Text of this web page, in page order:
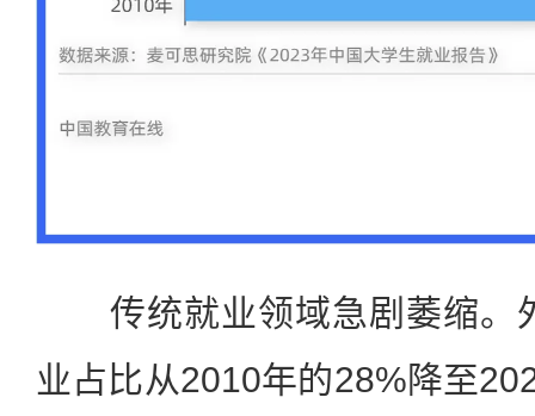
传统就业领域急剧萎缩。
业占比从2010年的28%降至